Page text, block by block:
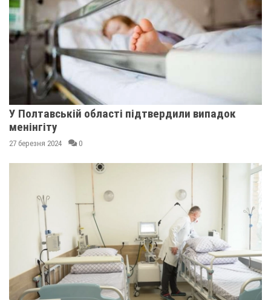
У Полтавській області підтвердили випадок
менінгіту
27 березня 2024 0